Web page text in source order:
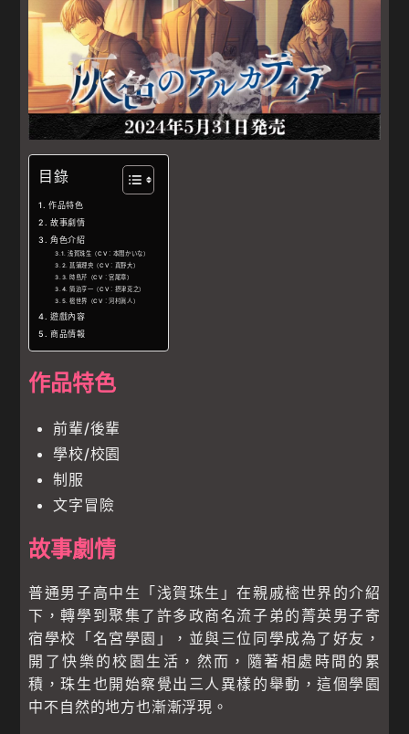
目錄
作品特色
故事劇情
角色介紹
浅賀珠生（CV：本間かいな）
菖蒲理央（CV：真野大）
時島芹（CV：宮尾章）
筒治亨一（CV：摂津克之）
樒世界（CV：河村眞人）
遊戲內容
商品情報
作品特色
前輩/後輩
學校/校園
制服
文字冒險
故事劇情
普通男子高中生「浅賀珠生」在親戚樒世界的介紹
下，轉學到聚集了許多政商名流子弟的菁英男子寄
宿學校「名宮學園」，並與三位同學成為了好友，
開了快樂的校園生活，然而，隨著相處時間的累
積，珠生也開始察覺出三人異樣的舉動，這個學園
中不自然的地方也漸漸浮現。